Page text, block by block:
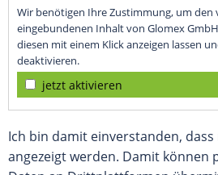
Wir benötigen Ihre Zustimmung, um den
eingebundenen Inhalt von Glomex
diesen mit einem Klick anzeigen lassen
deaktivieren.
jetzt aktivieren
Ich bin damit einverstanden,
angezeigt werden. Damit können